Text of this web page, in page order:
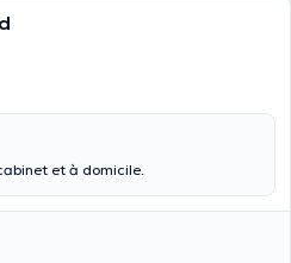
et à domicile.